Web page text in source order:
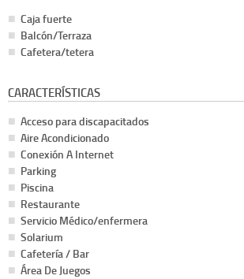
Caja fuerte
Balcón/Terraza
Cafetera/tetera
CARACTERÍSTICAS
Acceso para discapacitados
Aire Acondicionado
Conexión A Internet
Parking
Piscina
Restaurante
Servicio Médico/enfermera
Solarium
Cafetería / Bar
Área De Juegos